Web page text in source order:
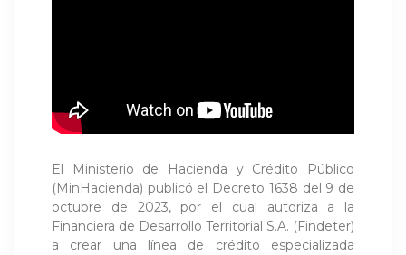
El Ministerio de Hacienda y Crédito Público
(MinHacienda) publicó el Decreto 1638 del 9 de
octubre de 2023, por el cual autoriza a la
Financiera de Desarrollo Territorial S.A. (Findeter)
a crear una línea de crédito especializada